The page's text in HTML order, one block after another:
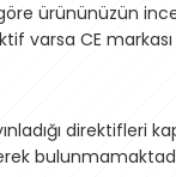
göre ürününüzün
varsa CE
direktifleri